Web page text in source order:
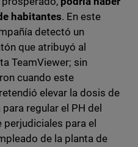
habitantes. En este
detectó un
que atribuyó al
TeamViewer; sin
cuando este
elevar la dosis de
regular el PH del
para el
de la planta de